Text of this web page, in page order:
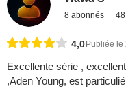
8 abonnés
4,0Publiée le
Excellente série ,
,Aden Young, est